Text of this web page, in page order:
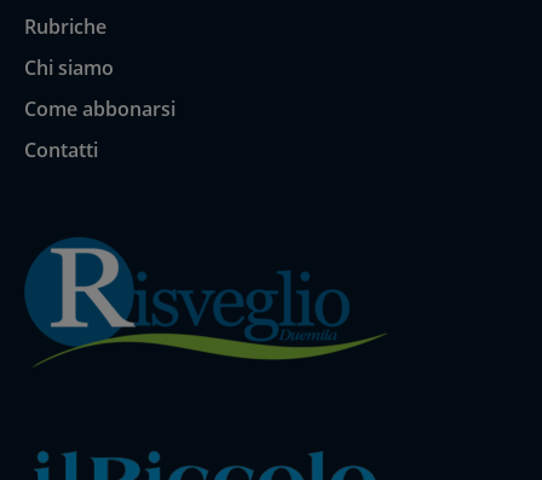
Rubriche
Chi siamo
Come abbonarsi
Contatti